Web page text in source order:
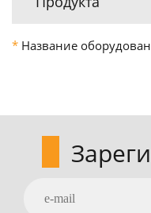
* Название